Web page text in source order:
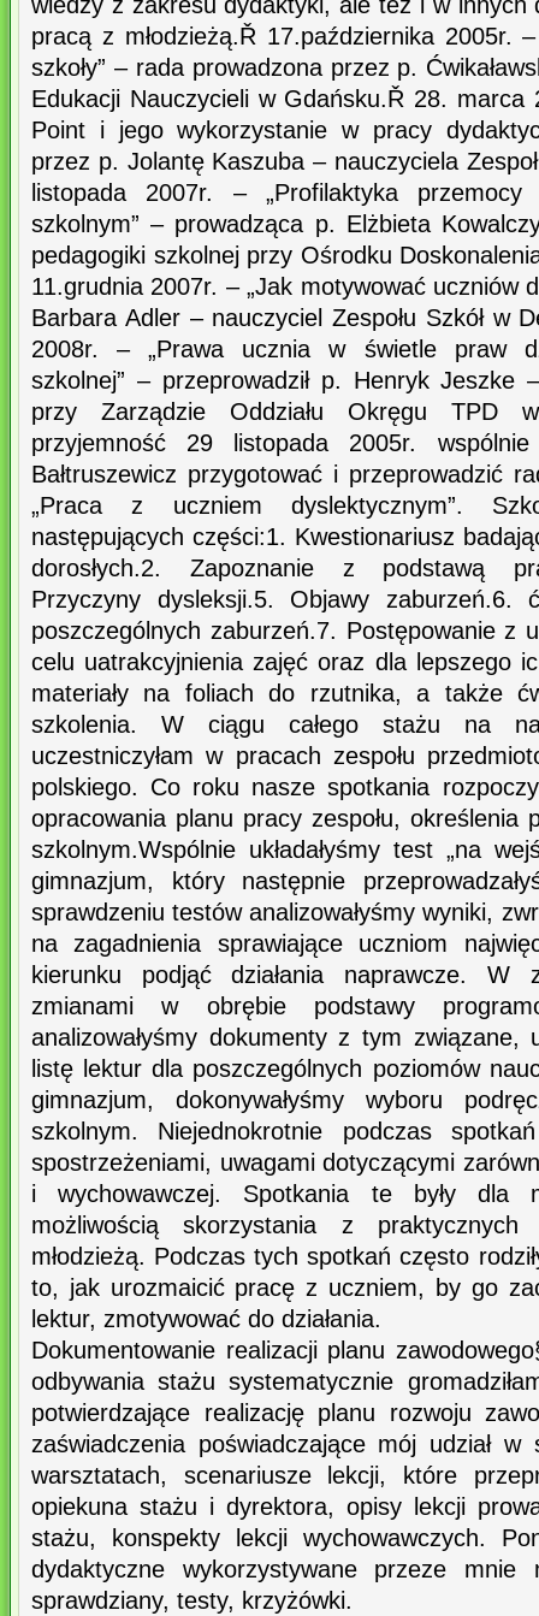
pracą z młodzieżą.Ř 17.października 2005r.
szkoły” – rada prowadzona przez p.
Edukacji Nauczycieli w Gdańsku.Ř 28. marca
Point i jego wykorzystanie w pracy
przez p. Jolantę Kaszuba – nauczyciela
listopada 2007r. – „Profilaktyka
szkolnym” – prowadząca p. Elżbieta
pedagogiki szkolnej przy Ośrodku
11.grudnia 2007r. – „Jak motywować uczniów
Barbara Adler – nauczyciel Zespołu Szkół w
2008r. – „Prawa ucznia w świetle praw
szkolnej” – przeprowadził p. Henryk Jeszke
przy Zarządzie Oddziału Okręgu TPD w
przyjemność 29 listopada 2005r.
Bałtruszewicz przygotować i przeprowadzić
„Praca z uczniem dyslektycznym”.
następujących części:1. Kwestionariusz
dorosłych.2. Zapoznanie z podstawą
Przyczyny dysleksji.5. Objawy zaburzeń.6.
poszczególnych zaburzeń.7. Postępowanie z
celu uatrakcyjnienia zajęć oraz dla lepszego
materiały na foliach do rzutnika, a także
szkolenia. W ciągu całego stażu na
uczestniczyłam w pracach zespołu
polskiego. Co roku nasze spotkania
opracowania planu pracy zespołu, określenia
szkolnym.Wspólnie układałyśmy test „na
gimnazjum, który następnie
sprawdzeniu testów analizowałyśmy wyniki,
na zagadnienia sprawiające uczniom
kierunku podjąć działania naprawcze. W
zmianami w obrębie podstawy
analizowałyśmy dokumenty z tym związane,
listę lektur dla poszczególnych poziomów
gimnazjum, dokonywałyśmy wyboru
szkolnym. Niejednokrotnie podczas
spostrzeżeniami, uwagami dotyczącymi
i wychowawczej. Spotkania te były dla
możliwością skorzystania z
młodzieżą. Podczas tych spotkań często
to, jak urozmaicić pracę z uczniem, by go
lektur, zmotywować do działania.
Dokumentowanie realizacji planu
odbywania stażu systematycznie
potwierdzające realizację planu rozwoju
zaświadczenia poświadczające mój udział
warsztatach, scenariusze lekcji, które
opiekuna stażu i dyrektora, opisy lekcji
stażu, konspekty lekcji wychowawczych.
dydaktyczne wykorzystywane przeze mnie
sprawdziany, testy, krzyżówki.